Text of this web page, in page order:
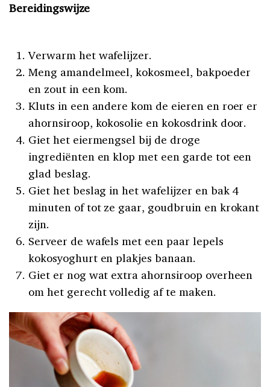
Bereidingswijze
Verwarm het wafelijzer.
Meng amandelmeel, kokosmeel, bakpoeder
en zout in een kom.
Kluts in een andere kom de eieren en roer er
ahornsiroop, kokosolie en kokosdrink door.
Giet het eiermengsel bij de droge
ingrediënten en klop met een garde tot een
glad beslag.
Giet het beslag in het wafelijzer en bak 4
minuten of tot ze gaar, goudbruin en krokant
zijn.
Serveer de wafels met een paar lepels
kokosyoghurt en plakjes banaan.
Giet er nog wat extra ahornsiroop overheen
om het gerecht volledig af te maken.